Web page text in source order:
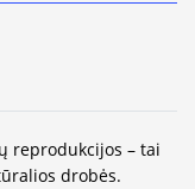
reprodukcijos – tai
drobės.